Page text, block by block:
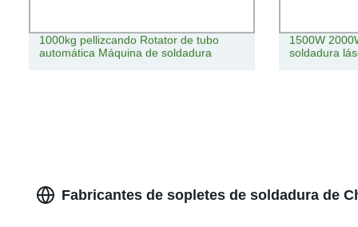
1000kg pellizcando Rotator de tubo
automática Máquina de soldadura
1500W
soldadura
Fabricantes de sopletes de soldadura de